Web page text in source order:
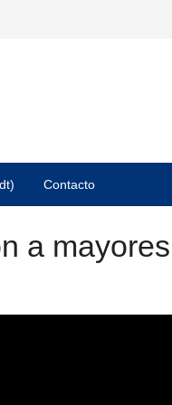
Contacto
a mayores